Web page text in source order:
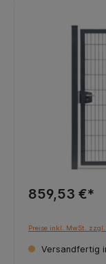
859,53 €*
Preise inkl. MwSt. zzgl.
Versandfertig